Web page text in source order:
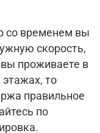
со временем вы
скорость,
проживаете в
то
правильное
по